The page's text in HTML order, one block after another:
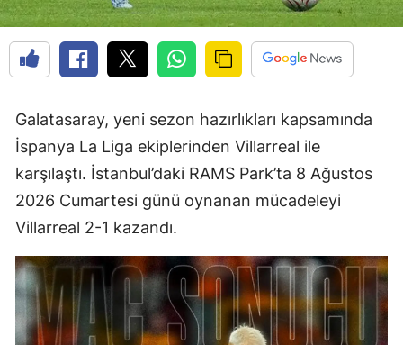
Galatasaray, yeni sezon hazırlıkları kapsamında
İspanya La Liga ekiplerinden Villarreal ile
karşılaştı. İstanbul’daki RAMS Park’ta 8 Ağustos
2026 Cumartesi günü oynanan mücadeleyi
Villarreal 2-1 kazandı.